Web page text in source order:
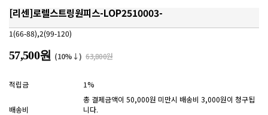
[리센]로렐스트링원피스-LOP2510003-
1(66-88),2(99-120)
57,500원 (10%↓) 63,800원
적립금 1%
배송비
총 결제금액이 50,000원 미만시 배송비 3,000원이 청구됩
니다.